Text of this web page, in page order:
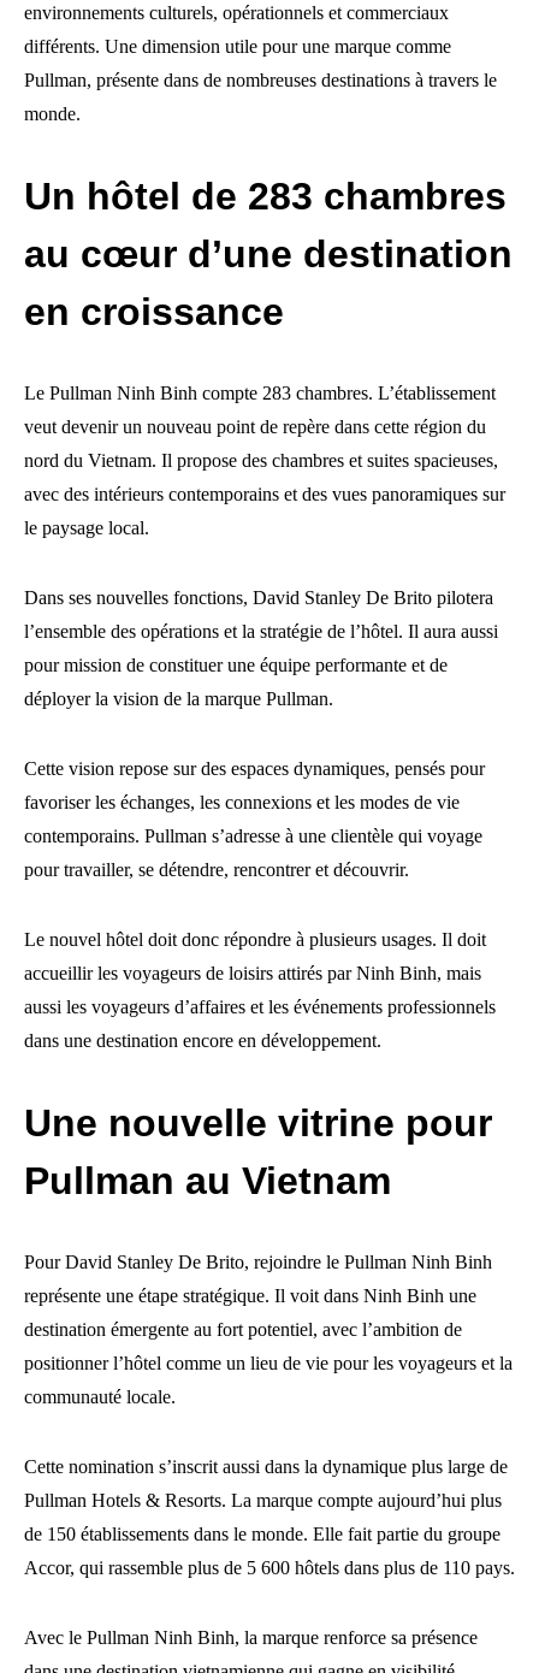
environnements culturels, opérationnels et commerciaux
différents. Une dimension utile pour une marque comme
Pullman, présente dans de nombreuses destinations à travers le
monde.
Un hôtel de 283 chambres
au cœur d’une destination
en croissance
Le Pullman Ninh Binh compte 283 chambres. L’établissement
veut devenir un nouveau point de repère dans cette région du
nord du Vietnam. Il propose des chambres et suites spacieuses,
avec des intérieurs contemporains et des vues panoramiques sur
le paysage local.
Dans ses nouvelles fonctions, David Stanley De Brito pilotera
l’ensemble des opérations et la stratégie de l’hôtel. Il aura aussi
pour mission de constituer une équipe performante et de
déployer la vision de la marque Pullman.
Cette vision repose sur des espaces dynamiques, pensés pour
favoriser les échanges, les connexions et les modes de vie
contemporains. Pullman s’adresse à une clientèle qui voyage
pour travailler, se détendre, rencontrer et découvrir.
Le nouvel hôtel doit donc répondre à plusieurs usages. Il doit
accueillir les voyageurs de loisirs attirés par Ninh Binh, mais
aussi les voyageurs d’affaires et les événements professionnels
dans une destination encore en développement.
Une nouvelle vitrine pour
Pullman au Vietnam
Pour David Stanley De Brito, rejoindre le Pullman Ninh Binh
représente une étape stratégique. Il voit dans Ninh Binh une
destination émergente au fort potentiel, avec l’ambition de
positionner l’hôtel comme un lieu de vie pour les voyageurs et la
communauté locale.
Cette nomination s’inscrit aussi dans la dynamique plus large de
Pullman Hotels & Resorts. La marque compte aujourd’hui plus
de 150 établissements dans le monde. Elle fait partie du groupe
Accor, qui rassemble plus de 5 600 hôtels dans plus de 110 pays.
Avec le Pullman Ninh Binh, la marque renforce sa présence